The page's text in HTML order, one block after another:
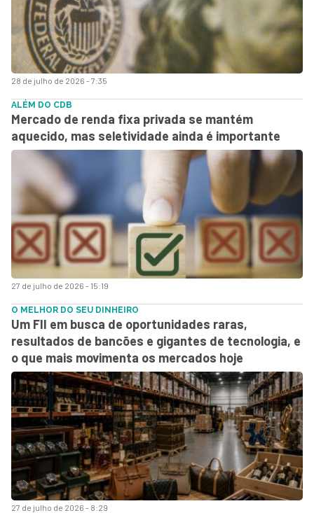
28 de julho de 2026 - 7:35
27 de julho de 2026 - 15:19
ALÉM DO CDB
Mercado de renda fixa privada se mantém
aquecido, mas seletividade ainda é importante
27 de julho de 2026 - 8:29
O MELHOR DO SEU DINHEIRO
Um FII em busca de oportunidades raras,
resultados de bancões e gigantes de tecnologia, e
o que mais movimenta os mercados hoje